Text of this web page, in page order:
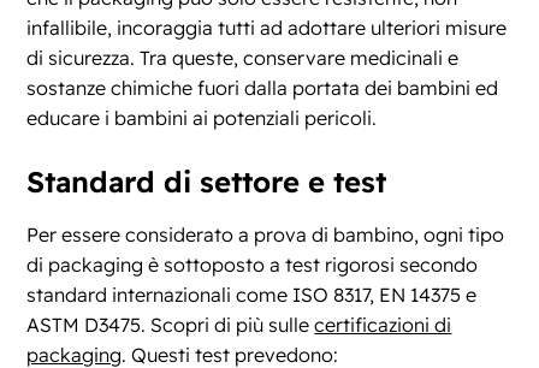
infallibile, incoraggia tutti ad adottare ulteriori misure
di sicurezza. Tra queste, conservare medicinali e
sostanze chimiche fuori dalla portata dei bambini ed
educare i bambini ai potenziali pericoli.
Standard di settore e test
Per essere considerato a prova di bambino, ogni tipo
di packaging è sottoposto a test rigorosi secondo
standard internazionali come ISO 8317, EN 14375 e
ASTM D3475. Scopri di più sullecertificazioni di
packaging. Questi test prevedono: